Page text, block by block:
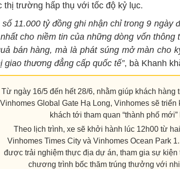
thị trường hấp thụ với tốc độ kỷ lục.
số 11.000 tỷ đồng ghi nhận chỉ trong 9 ngày
cho niềm tin của những dòng vốn
bán hàng, mà là phát súng mở màn cho
giao thương đẳng cấp quốc tế”, bà Khanh
Từ ngày 16/5 đến hết 28/6, nhằm giúp khách
Vinhomes Global Gate Hạ Long, Vinhomes sẽ
khách tới tham quan “thành phố
Theo lịch trình, xe sẽ khởi hành lúc 12h00 từ
Vinhomes Times City và Vinhomes Ocean Park
được trải nghiệm thực địa dự án, tham gia sự kiện
chương trình bốc thăm trúng thưởng với